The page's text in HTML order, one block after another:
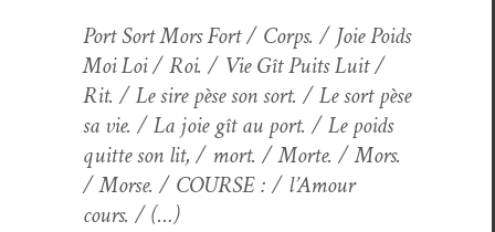
Port Sort Mors Fort / Corps. / Joie Poids
Moi Loi / Roi. / Vie Gît Puits Luit /
Rit. / Le sire pèse son sort. / Le sort pèse
sa vie. / La joie gît au port. / Le poids
quitte son lit, / mort. / Morte. / Mors.
/ Morse. / COURSE : / l’Amour
cours. / (…)